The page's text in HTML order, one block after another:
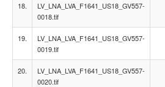
18.
LV_LNA_LVA_F1641_US18_GV557-
0018.tif
19.
LV_LNA_LVA_F1641_US18_GV557-
0019.tif
20.
LV_LNA_LVA_F1641_US18_GV557-
0020.tif